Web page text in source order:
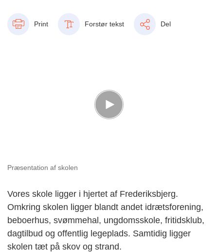
Print Forstør tekst Del
Præsentation af skolen
Vores skole ligger i hjertet af Frederiksbjerg.
Omkring skolen ligger blandt andet idrætsforening,
beboerhus, svømmehal, ungdomsskole, fritidsklub,
dagtilbud og offentlig legeplads. Samtidig ligger
skolen tæt på skov og strand.